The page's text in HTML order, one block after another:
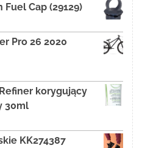
Cap (29129)
Pro 26 2020
korygujący
30ml
KK274387